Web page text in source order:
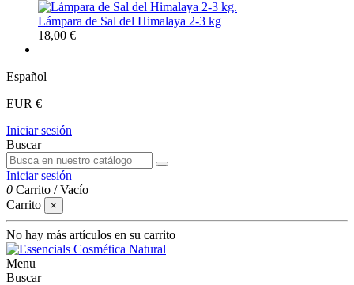
Lámpara de Sal del Himalaya 2-3 kg
18,00 €
Español
EUR €
Iniciar sesión
Buscar
Iniciar sesión
0 Carrito /Vacío
Carrito
×
No hay más artículos en su carrito
Menu
Buscar